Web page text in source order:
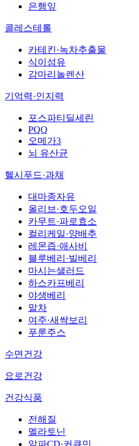
은행잎
콜레스테롤
카테킨·녹차추출물
식이섬유
감마리놀렌산
기억력·인지력
포스파티딜세린
PQQ
오메가3
뇌 유산균
헬시푸드·과채
대마종자유
올리브·호두오일
카무트·파로효소
컬리케일·양배추
레몬즙·애사비
블루베리·빌베리
마시는샐러드
하스카프베리
야생베리
말차
여주·새싹보리
푸룬주스
수면건강
요로건강
건강식품
전해질
멜라토닌
알파CD·커큐민